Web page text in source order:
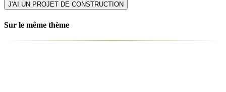
J'AI UN PROJET DE CONSTRUCTION
Sur le même thème